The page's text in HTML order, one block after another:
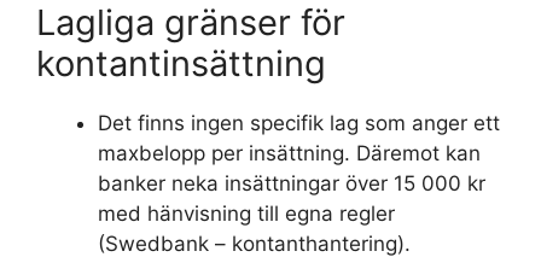
Lagliga gränser för
kontantinsättning
Det finns ingen specifik lag som anger ett
maxbelopp per insättning. Däremot kan
banker neka insättningar över 15 000 kr
med hänvisning till egna regler
(Swedbank – kontanthantering).